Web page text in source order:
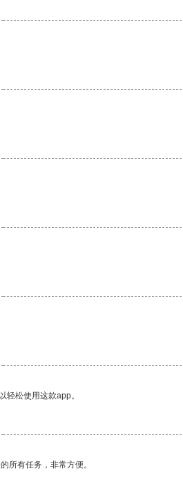
轻松使用这款app。
所有任务，非常方便。